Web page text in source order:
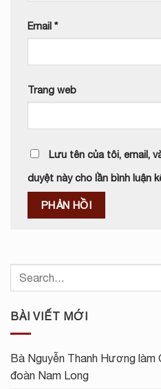
Email *
Trang web
Lưu tên của tôi, email,
duyệt này cho lần bình luận
BÀI VIẾT MỚI
Bà Nguyễn Thanh Hương làm
đoàn Nam Long